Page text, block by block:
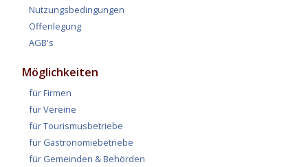
Nutzungsbedingungen
Offenlegung
AGB's
Möglichkeiten
für Firmen
für Vereine
für Tourismusbetriebe
für Gastronomiebetriebe
für Gemeinden & Behörden